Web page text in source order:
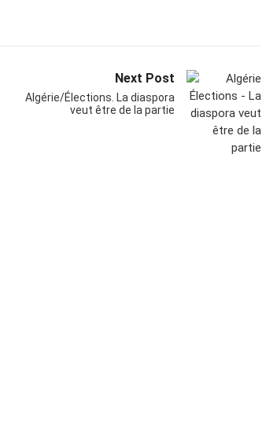
Next Post
Algérie/Élections. La diaspora
veut être de la partie